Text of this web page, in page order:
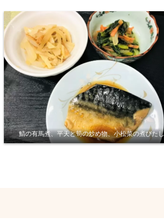
鯖の有馬煮、平天と筍の炒め物、小松菜の煮びたし